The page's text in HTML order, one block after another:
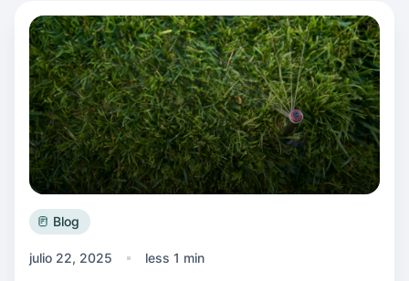
Blog
julio 22, 2025 less 1 min
Más información Actualice sus aspersores